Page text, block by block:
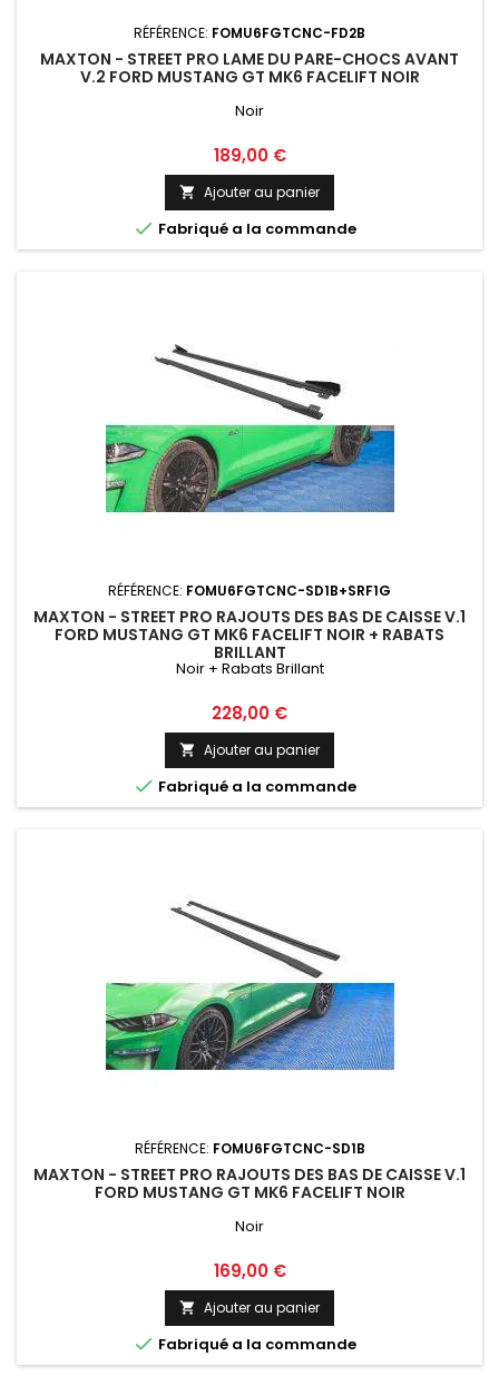
RÉFÉRENCE: FOMU6FGTCNC-FD2B
MAXTON - STREET PRO LAME DU PARE-CHOCS AVANT
V.2 FORD MUSTANG GT MK6 FACELIFT NOIR
Noir
Prix
189,00 €
 Ajouter au panier
 Fabriqué a la commande
RÉFÉRENCE: FOMU6FGTCNC-SD1B+SRF1G
MAXTON - STREET PRO RAJOUTS DES BAS DE CAISSE V.1
FORD MUSTANG GT MK6 FACELIFT NOIR + RABATS
BRILLANT
Noir + Rabats Brillant
Prix
228,00 €
 Ajouter au panier
 Fabriqué a la commande
RÉFÉRENCE: FOMU6FGTCNC-SD1B
MAXTON - STREET PRO RAJOUTS DES BAS DE CAISSE V.1
FORD MUSTANG GT MK6 FACELIFT NOIR
Noir
Prix
169,00 €
 Ajouter au panier
 Fabriqué a la commande